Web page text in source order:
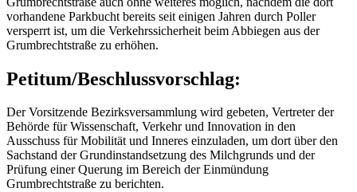
vorhandene Parkbucht bereits seit einigen Jahren durch Poller
versperrt ist, um die Verkehrssicherheit beim Abbiegen aus der
Grumbrechtstraße zu erhöhen.
Petitum/Beschlussvorschlag:
Der Vorsitzende Bezirksversammlung wird gebeten, Vertreter der
Behörde für Wissenschaft, Verkehr und Innovation in den
Ausschuss für Mobilität und Inneres einzuladen, um dort über den
Sachstand der Grundinstandsetzung des Milchgrunds und der
Prüfung einer Querung im Bereich der Einmündung
Grumbrechtstraße zu berichten.